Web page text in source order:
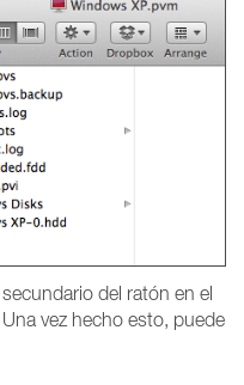
del ratón en el
Una vez hecho esto, puede